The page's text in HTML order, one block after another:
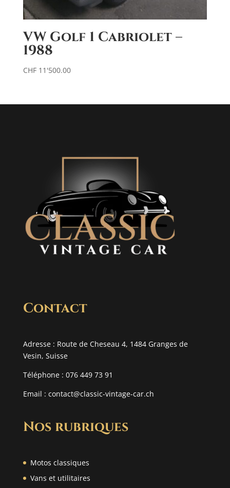
VW Golf 1 Cabriolet –
1988
CHF11'500.00
Contact
Adresse : Route de Cheseau 4, 1484 Granges de
Vesin, Suisse
Téléphone : 076 449 73 91
Email : contact@classic-vintage-car.ch
Nos rubriques
Motos classiques
Vans et utilitaires